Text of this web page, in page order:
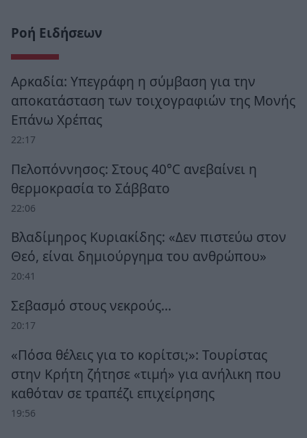
Ροή Ειδήσεων
Αρκαδία: Υπεγράφη η σύμβαση για την
αποκατάσταση των τοιχογραφιών της Μονής
Επάνω Χρέπας
22:17
Πελοπόννησος: Στους 40°C ανεβαίνει η
θερμοκρασία το Σάββατο
22:06
Βλαδίμηρος Κυριακίδης: «Δεν πιστεύω στον
Θεό, είναι δημιούργημα του ανθρώπου»
20:41
Σεβασμό στους νεκρούς…
20:17
«Πόσα θέλεις για το κορίτσι;»: Τουρίστας
στην Κρήτη ζήτησε «τιμή» για ανήλικη που
καθόταν σε τραπέζι επιχείρησης
19:56